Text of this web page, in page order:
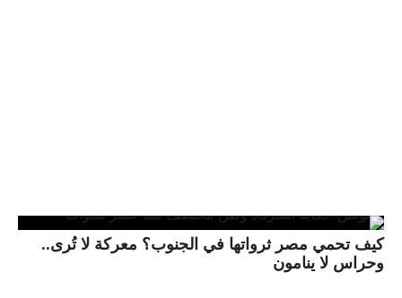
كيف تحمي مصر ثرواتها في الجنوب؟ معركة لا تُرى..
وحراس لا ينامون